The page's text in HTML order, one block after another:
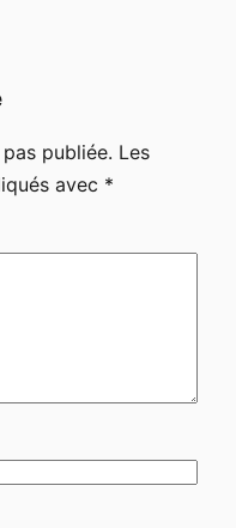
publiée. Les
avec *